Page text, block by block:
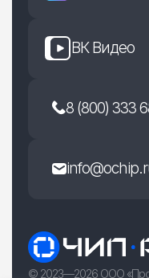
ВК Видео
8 (800) 333
© 2023—2026 ООО